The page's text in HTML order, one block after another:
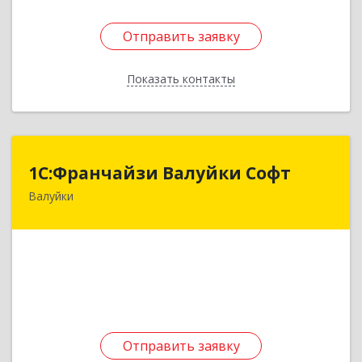
Отправить заявку
Показать контакты
Отправить заявку
Назад
1С:Франчайзи Валуйки Софт
Валуйки
Отправить заявку
1С:Франчайзи Валуйки Софт
309996, Белгородская обл, Валуйки г, Горького,
Отправить заявку